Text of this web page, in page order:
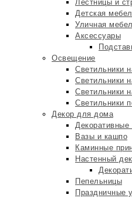
Лестницы и
Детская
Уличная
Аксессуары
Освещение
Светильники
Светильники
Светильники
Светильники
Декор для дома
Декоративные
Вазы и кашпо
Каминные
Настенный
Пепельницы
Праздничные